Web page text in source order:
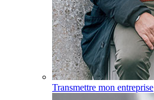
Transmettre mon entreprise